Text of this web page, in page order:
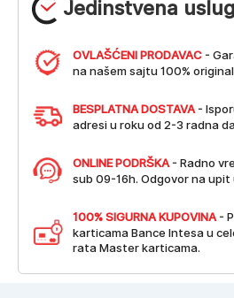
Jedinstvena
OVLAŠĆENI PRODAVAC -
na našem sajtu 100%
BESPLATNA DOSTAVA -
adresi u roku od 2-3 radna
ONLINE PODRŠKA - Radno
sub 09-16h. Odgovor na upit
100% SIGURNA KUPOVINA -
karticama Bance Intesa u
rata Master karticama.